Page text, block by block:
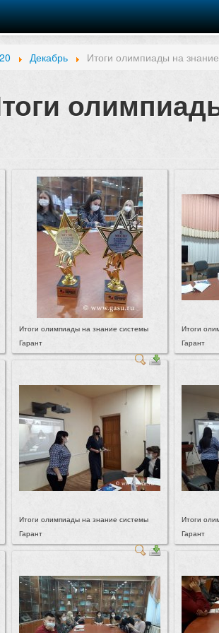
Декабрь Итоги олимпиады на
Итоги олимпиады на знание системы
Гарант
Итоги
Гарант
Итоги олимпиады на знание системы
Гарант
Итоги
Гарант